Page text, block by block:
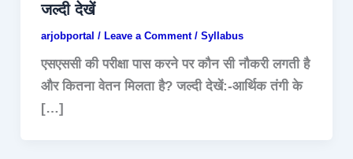
जल्दी देखें
arjobportal / Leave a Comment / Syllabus
एसएससी की परीक्षा पास करने पर कौन सी नौकरी लगती है
और कितना वेतन मिलता है? जल्दी देखें:-आर्थिक तंगी के
[…]